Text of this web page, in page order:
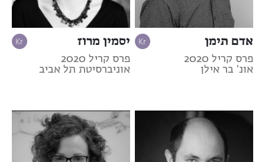
אדם תימן
פרס קריל 2020
אונ' בר אילן
יסמין מרוז
פרס קריל 2020
אוניברסיטת תל אביב